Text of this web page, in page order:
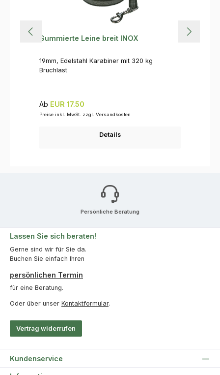
Gummierte Leine breit INOX
19mm, Edelstahl Karabiner mit 320 kg
Bruchlast
Regulärer Preis:
Ab EUR 17.50
Preise inkl. MwSt. zzgl. Versandkosten
Details
Persönliche Beratung
Lassen Sie sich beraten!
Gerne sind wir für Sie da.
Buchen Sie einfach Ihren
persönlichen Termin
für eine Beratung.
Oder über unser Kontaktformular.
Vertrag widerrufen
Kundenservice